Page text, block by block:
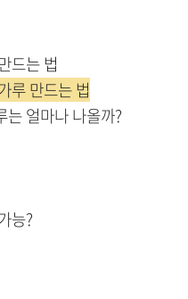
드는 법
루 만드는 법
는 얼마나 나올까?
능?